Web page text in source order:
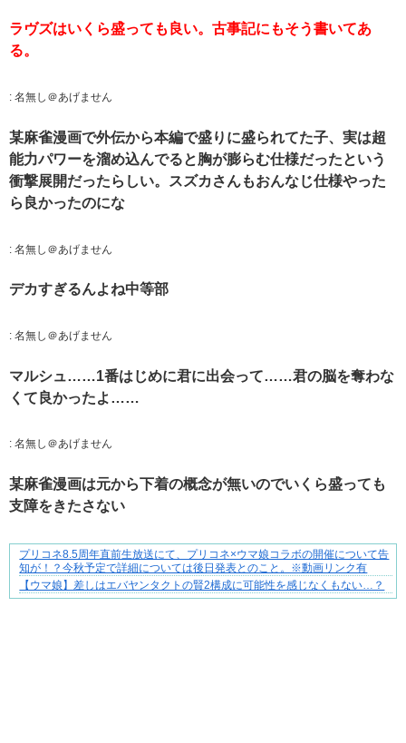
ラヴズはいくら盛っても良い。古事記にもそう書いてあ
る。
: 名無し＠あげません
某麻雀漫画で外伝から本編で盛りに盛られてた子、実は超
能力パワーを溜め込んでると胸が膨らむ仕様だったという
衝撃展開だったらしい。スズカさんもおんなじ仕様やった
ら良かったのにな
: 名無し＠あげません
デカすぎるんよね中等部
: 名無し＠あげません
マルシュ……1番はじめに君に出会って……君の脳を奪わな
くて良かったよ……
: 名無し＠あげません
某麻雀漫画は元から下着の概念が無いのでいくら盛っても
支障をきたさない
妻が嫌すぎて壊れていった、ある夫の現実
プリコネ8.5周年直前生放送にて、プリコネ×ウマ娘コラボの開催について告
知が！？今秋予定で詳細については後日発表とのこと。※動画リンク有
【ウマ娘】差しはエバヤンタクトの賢2構成に可能性を感じなくもない…？